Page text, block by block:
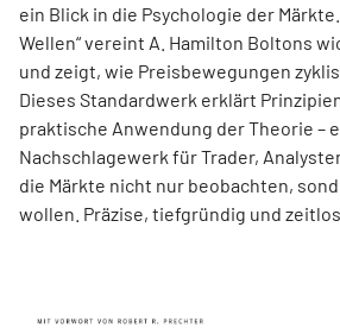
ein Blick in die Psychologie der
Wellen“ vereint A. Hamilton Boltons
und zeigt, wie Preisbewegungen
Dieses Standardwerk erklärt
praktische Anwendung der Theorie –
Nachschlagewerk für Trader,
die Märkte nicht nur beobachten,
wollen. Präzise, tiefgründig und